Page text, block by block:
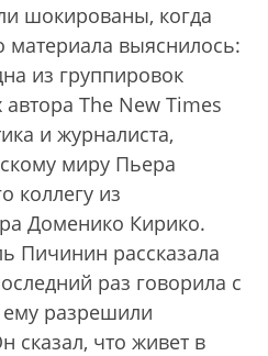
шокированы, когда
материала выяснилось:
из группировок
The New Times
и журналиста,
миру Пьера
коллегу из
Доменико Кирико.
Пичинин рассказала
раз говорила с
разрешили
сказал, что живет в